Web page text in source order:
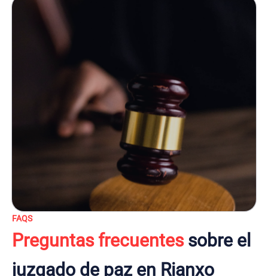
FAQS
Preguntas frecuentessobre el
juzgado de paz en Rianxo